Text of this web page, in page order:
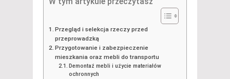
Przegląd i selekcja rzeczy przed
przeprowadzką
Przygotowanie i zabezpieczenie
mieszkania oraz mebli do transportu
Demontaż mebli i użycie materiałów
ochronnych